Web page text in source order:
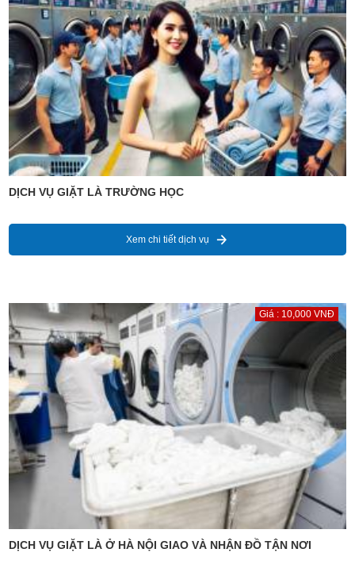
DỊCH VỤ GIẶT LÀ TRƯỜNG HỌC
Xem chi tiết dịch vụ
Giá : 10,000 VNĐ
DỊCH VỤ GIẶT LÀ Ở HÀ NỘI GIAO VÀ NHẬN ĐỒ TẬN NƠI